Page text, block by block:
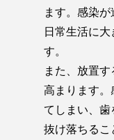
ます。感染が
日常生活に
す。
また、放置
高まります。
てしまい、歯
抜け落ちるこ